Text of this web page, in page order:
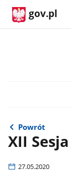
gov.pl
Powrót
XII
27.05.2020